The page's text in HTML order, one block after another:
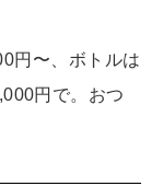
円〜、ボトルは
円で。おつ